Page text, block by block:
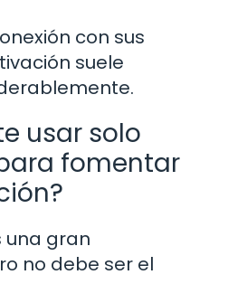
con sus
suele
usar solo
fomentar
una gran
no debe ser el